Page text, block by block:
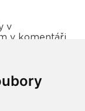
v
v komentáři
soutěže